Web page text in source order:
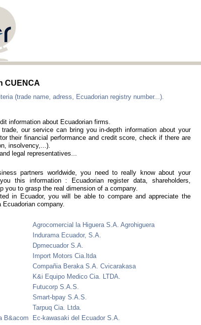
CUENCA
(trade name, adress, Ecuadorian registry number...).
information about Ecuadorian firms.
our service can bring you in-depth information about your
their financial performance and credit score, check if there are
insolvency,...).
legal representatives...
partners worldwide, you need to really know about your
this information : Ecuadorian register data, shareholders,
you to grasp the real dimension of a company.
in Ecuador, you will be able to compare and appreciate the
company.
Agrocomercial la Higuera S.A. Agrohiguera
Indurama Ecuador, S.A.
Dpmecuador S.A.
Import Motors Cia.ltda
Compañia Beraka S.A. Cvicarakasa
K&i Equipo Medico Cia. LTDA.
Futucorp S.A.S.
Smart-bpay S.A.S.
Tarpuq Cia. Ltda.
B&acom
Ec-kawasaki del Ecuador S.A.